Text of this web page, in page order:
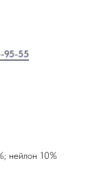
95-55
нейлон 10%